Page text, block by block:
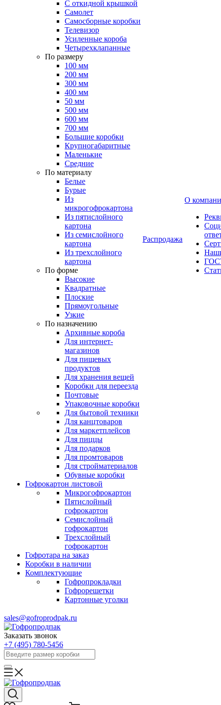
С откидной крышкой
Самолет
Самосборные коробки
Телевизор
Усиленные короба
Четырехклапанные
По размеру
100 мм
200 мм
300 мм
400 мм
50 мм
500 мм
600 мм
700 мм
Большие коробки
Крупногабаритные
Маленькие
Средние
По материалу
Белые
Бурые
Из
микрогофрокартона
Из пятислойного
картона
Из семислойного
картона
Из трехслойного
картона
По форме
Высокие
Квадратные
Плоские
Прямоугольные
Узкие
По назначению
Архивные короба
Для интернет-
магазинов
Для пищевых
продуктов
Для хранения вещей
Коробки для переезда
Почтовые
Упаковочные коробки
Для бытовой техники
Для канцтоваров
Для маркетплейсов
Для пиццы
Для подарков
Для промтоваров
Для стройматериалов
Обувные коробки
Гофрокартон листовой
Микрогофрокартон
Пятислойный
гофрокартон
Семислойный
гофрокартон
Трехслойный
гофрокартон
Гофротара на заказ
Коробки в наличии
Комплектующие
Гофропрокладки
Гофрорешетки
Картонные уголки
Распродажа
О
sales@gofroprodpak.ru
Заказать звонок
+7 (495) 780-5456